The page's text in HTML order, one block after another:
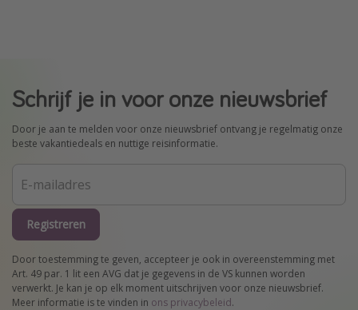
Schrijf je in voor onze nieuwsbrief
Door je aan te melden voor onze nieuwsbrief ontvang je regelmatig onze
beste vakantiedeals en nuttige reisinformatie.
Registreren
Door toestemming te geven, accepteer je ook in overeenstemming met
Art. 49 par. 1 lit een AVG dat je gegevens in de VS kunnen worden
verwerkt. Je kan je op elk moment uitschrijven voor onze nieuwsbrief.
Meer informatie is te vinden in ons privacybeleid.